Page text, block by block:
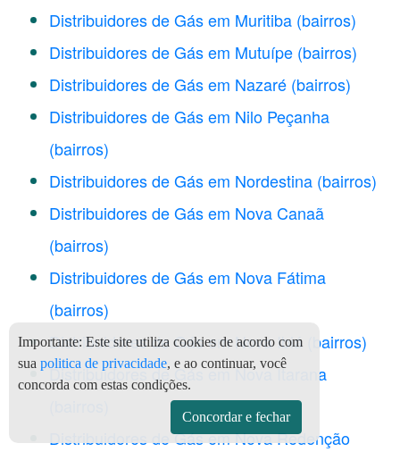
Distribuidores de Gás em Muritiba (bairros)
Distribuidores de Gás em Mutuípe (bairros)
Distribuidores de Gás em Nazaré (bairros)
Distribuidores de Gás em Nilo Peçanha
(bairros)
Distribuidores de Gás em Nordestina (bairros)
Distribuidores de Gás em Nova Canaã
(bairros)
Distribuidores de Gás em Nova Fátima
(bairros)
Distribuidores de Gás em Nova Ibiá
(bairros)
Distribuidores de Gás em Nova Itarana
Distribuidores de Gás em Nova Redenção
Importante: Este site utiliza cookies de acordo com
sua politica de privacidade, e ao continuar, você
concorda com estas condições.
Concordar e fechar